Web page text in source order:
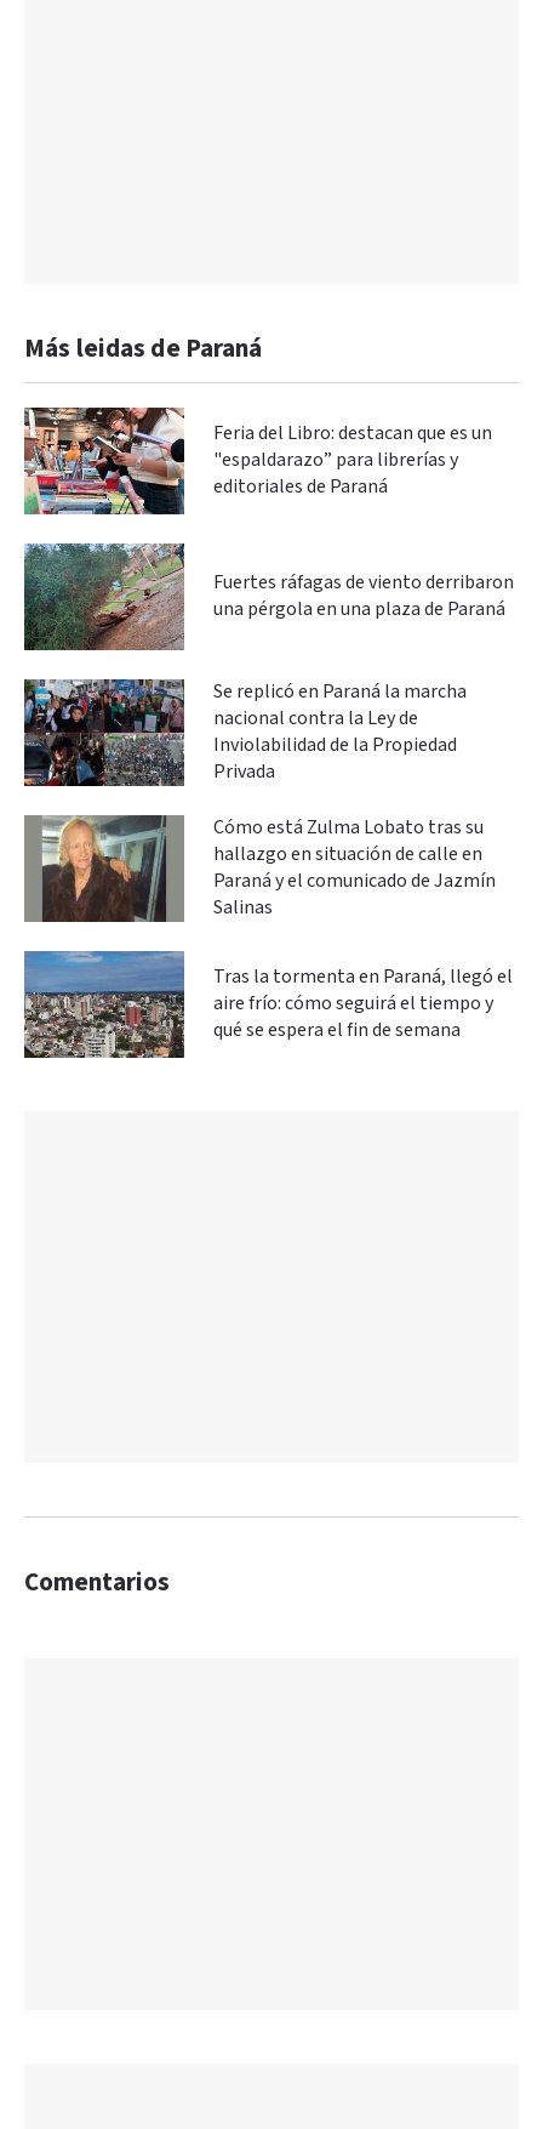
Más leidas de Paraná
Feria del Libro: destacan que es un
"espaldarazo” para librerías y
editoriales de Paraná
Fuertes ráfagas de viento derribaron
una pérgola en una plaza de Paraná
Se replicó en Paraná la marcha
nacional contra la Ley de
Inviolabilidad de la Propiedad
Privada
Cómo está Zulma Lobato tras su
hallazgo en situación de calle en
Paraná y el comunicado de Jazmín
Salinas
Tras la tormenta en Paraná, llegó el
aire frío: cómo seguirá el tiempo y
qué se espera el fin de semana
Comentarios